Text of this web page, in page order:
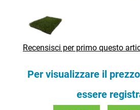
Recensisci per primo questo
Per visualizzare il
essere